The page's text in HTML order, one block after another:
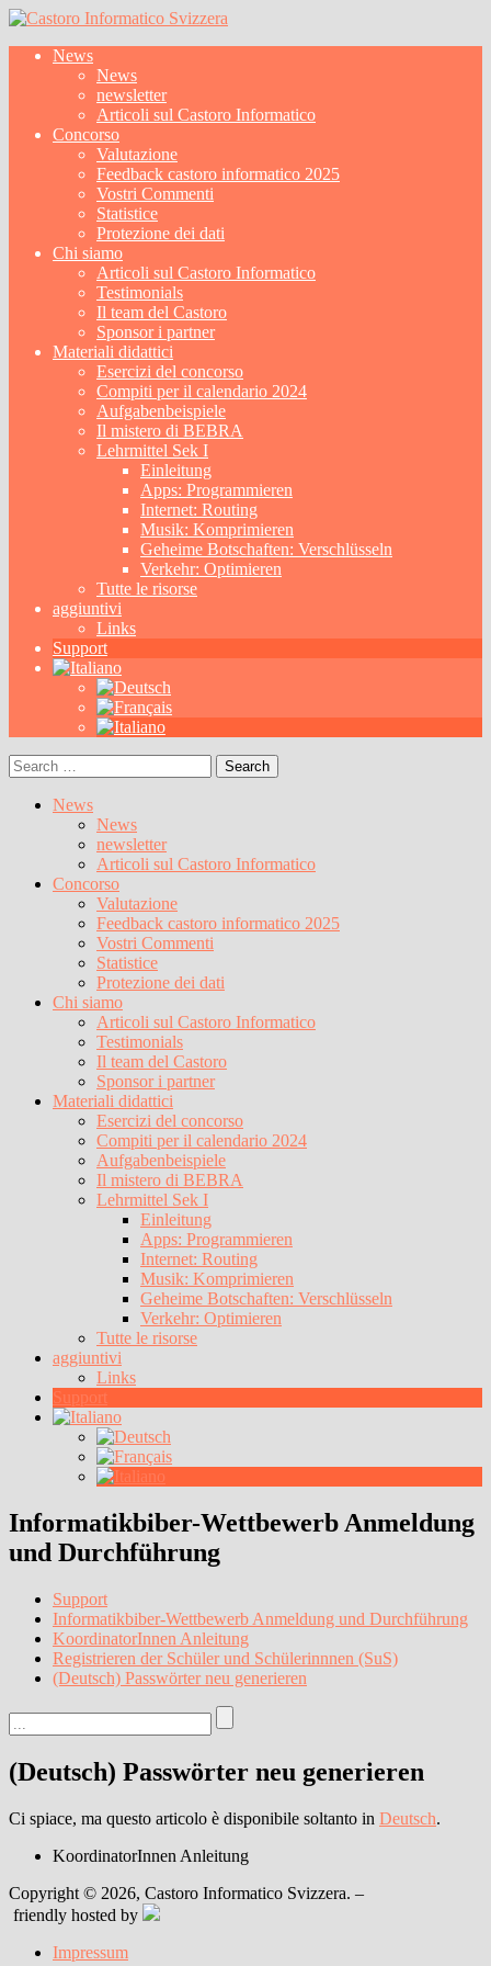
News
News
newsletter
Articoli sul Castoro Informatico
Concorso
Valutazione
Feedback castoro informatico 2025
Vostri Commenti
Statistice
Protezione dei dati
Chi siamo
Articoli sul Castoro Informatico
Testimonials
Il team del Castoro
Sponsor i partner
Materiali didattici
Esercizi del concorso
Compiti per il calendario 2024
Aufgabenbeispiele
Il mistero di BEBRA
Lehrmittel Sek I
Einleitung
Apps: Programmieren
Internet: Routing
Musik: Komprimieren
Geheime Botschaften: Verschlüsseln
Verkehr: Optimieren
Tutte le risorse
aggiuntivi
Links
Support
Search
for:
News
News
newsletter
Articoli sul Castoro Informatico
Concorso
Valutazione
Feedback castoro informatico 2025
Vostri Commenti
Statistice
Protezione dei dati
Chi siamo
Articoli sul Castoro Informatico
Testimonials
Il team del Castoro
Sponsor i partner
Materiali didattici
Esercizi del concorso
Compiti per il calendario 2024
Aufgabenbeispiele
Il mistero di BEBRA
Lehrmittel Sek I
Einleitung
Apps: Programmieren
Internet: Routing
Musik: Komprimieren
Geheime Botschaften: Verschlüsseln
Verkehr: Optimieren
Tutte le risorse
aggiuntivi
Links
Support
Informatikbiber-Wettbewerb Anmeldung
und Durchführung
Support
Informatikbiber-Wettbewerb Anmeldung und Durchführung
KoordinatorInnen Anleitung
Registrieren der Schüler und Schülerinnnen (SuS)
(Deutsch) Passwörter neu generieren
(Deutsch) Passwörter neu generieren
Ci spiace, ma questo articolo è disponibile soltanto in Deutsch.
KoordinatorInnen Anleitung
Copyright © 2026, Castoro Informatico Svizzera. –
friendly hosted by
Impressum